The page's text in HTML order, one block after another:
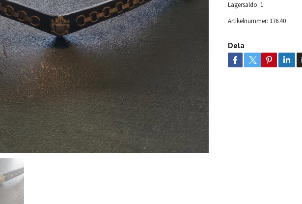
Lagersaldo: 1
Artikelnummer: 176.40
Dela